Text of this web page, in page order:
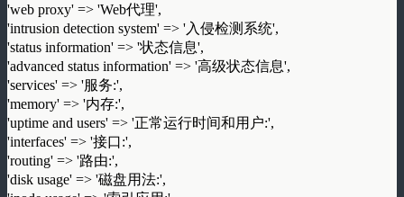
'web proxy' => 'Web代理',
'intrusion detection system' => '入侵检测系统',
'status information' => '状态信息',
'advanced status information' => '高级状态信息',
'services' => '服务:',
'memory' => '内存:',
'uptime and users' => '正常运行时间和用户:',
'interfaces' => '接口:',
'routing' => '路由:',
'disk usage' => '磁盘用法:',